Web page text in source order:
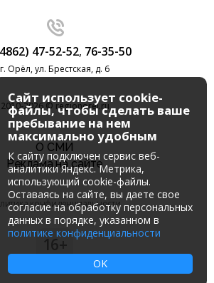
47-52-52, 76-35-50
г. Орёл, ул. Брестская, д. 6
2010-2026 © regionorel.ru
О СМИ
Реклама на сайте
конфиденциальности
16+
Сайт использует cookie-
файлы, чтобы сделать ваше
пребывание на нем
максимально удобным
К cайту подключен сервис веб-
аналитики Яндекс. Метрика,
использующий cookie-файлы.
Оставаясь на сайте, вы даете свое
согласие на обработку персональных
данных в порядке, указанном в
политике конфиденциальности
OK